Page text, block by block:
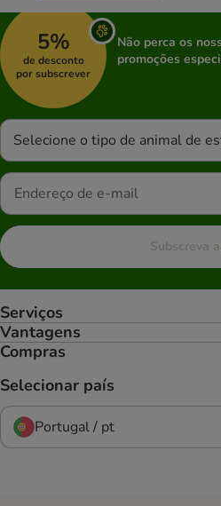
5%
de desconto
por subscrever
Não perca os
promoções
Selecione o tipo de animal de
Subscreva
Serviços
Vantagens
Compras
Selecionar país
Portugal / pt